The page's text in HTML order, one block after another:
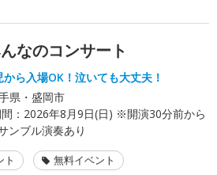
なのコンサート
から入場OK！泣いても大丈夫！
県・盛岡市
： 2026年8月9日(日) ※開演30分前から
ンブル演奏あり
ト 無料イベント